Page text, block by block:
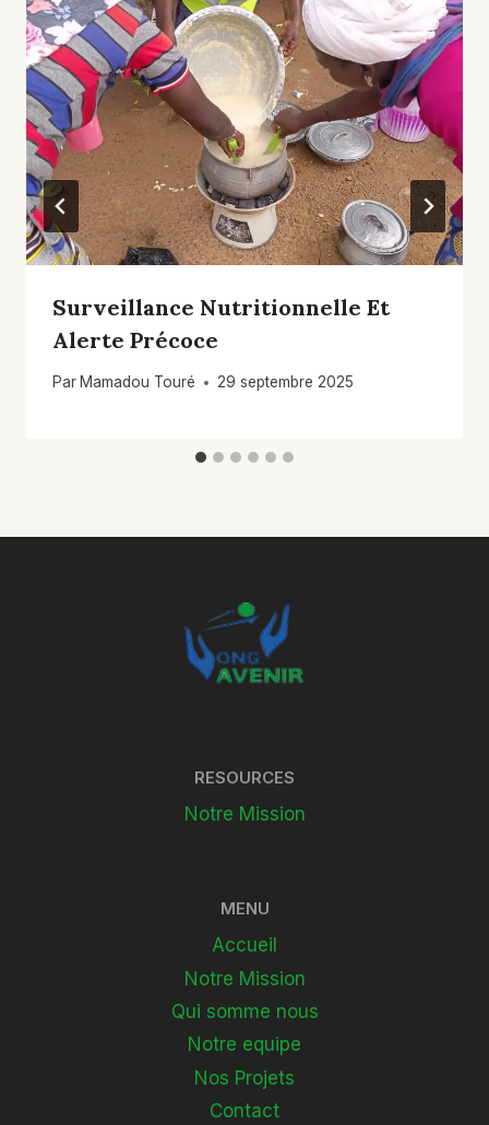
Surveillance Nutritionnelle Et
Alerte Précoce
Par Mamadou Touré 29 septembre 2025
RESOURCES
Notre Mission
MENU
Accueil
Notre Mission
Qui somme nous
Notre equipe
Nos Projets
Contact